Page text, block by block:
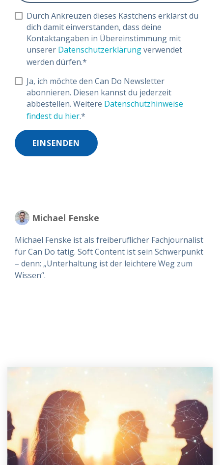
Durch Ankreuzen dieses Kästchens erklärst du
dich damit einverstanden, dass deine
Kontaktangaben in Übereinstimmung mit
unserer Datenschutzerklärungverwendet
werden dürfen.*
Ja, ich möchte den Can Do Newsletter
abonnieren. Diesen kannst du jederzeit
abbestellen. Weitere Datenschutzhinweise
findest du hier.*
Michael Fenske
Michael Fenske ist als freiberuflicher Fachjournalist
für Can Do tätig. Soft Content ist sein Schwerpunkt
– denn: „Unterhaltung ist der leichtere Weg zum
Wissen“.